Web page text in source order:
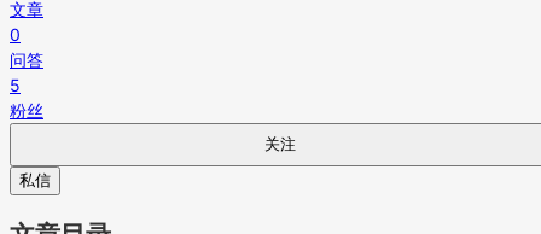
文章
0
问答
5
粉丝
关注
私信